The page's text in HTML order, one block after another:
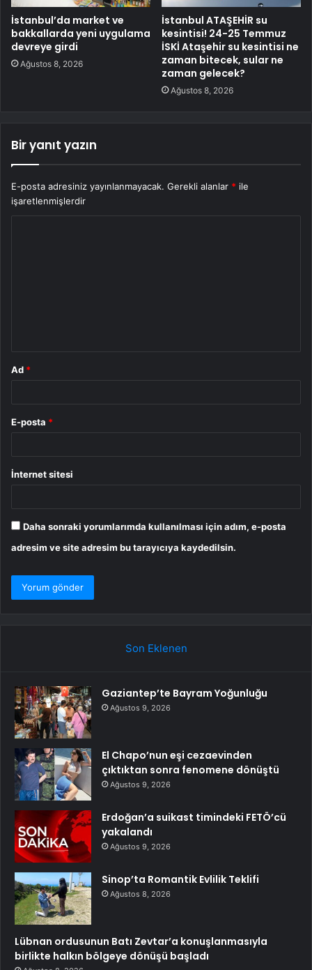
İstanbul’da market ve
bakkallarda yeni uygulama
devreye girdi
Ağustos 8, 2026
İstanbul ATAŞEHİR su
kesintisi! 24-25 Temmuz
İSKİ Ataşehir su kesintisi ne
zaman bitecek, sular ne
zaman gelecek?
Ağustos 8, 2026
Bir yanıt yazın
E-posta adresiniz yayınlanmayacak. Gerekli alanlar * ile
işaretlenmişlerdir
Ad *
E-posta *
İnternet sitesi
Daha sonraki yorumlarımda kullanılması için adım, e-posta
adresim ve site adresim bu tarayıcıya kaydedilsin.
Son Eklenen
Gaziantep’te Bayram Yoğunluğu
Ağustos 9, 2026
El Chapo’nun eşi cezaevinden
çıktıktan sonra fenomene dönüştü
Ağustos 9, 2026
Erdoğan’a suikast timindeki FETÖ’cü
yakalandı
Ağustos 9, 2026
Sinop’ta Romantik Evlilik Teklifi
Ağustos 8, 2026
Lübnan ordusunun Batı Zevtar’a konuşlanmasıyla
birlikte halkın bölgeye dönüşü başladı